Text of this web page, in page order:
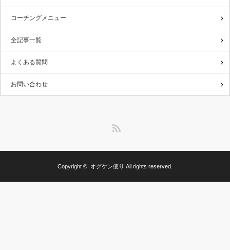
コーチングメニュー
全記事一覧
よくある質問
お問い合わせ
Copyright © オグケン便り All rights reserved.